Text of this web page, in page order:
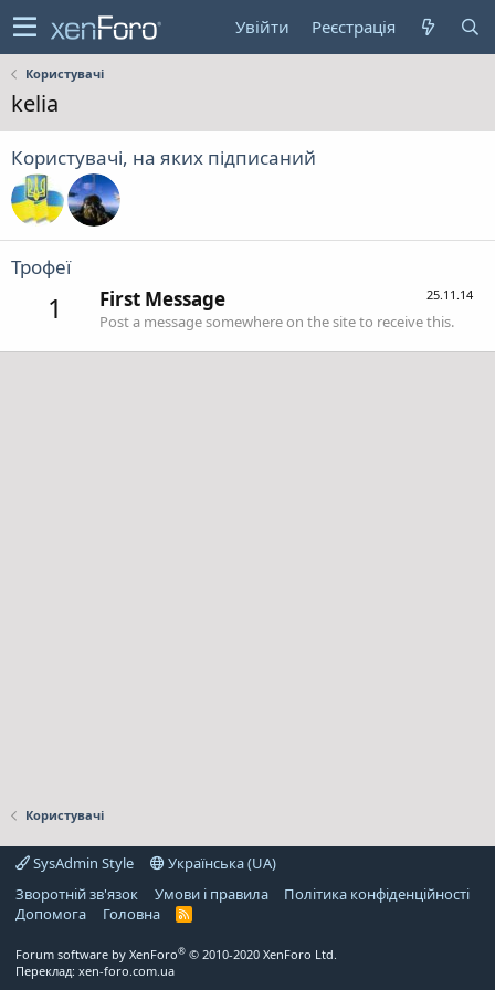
Увійти Реєстрація
Користувачі
kelia
Користувачі, на яких підписаний
Трофеї
1 25.11.14
First Message
Post a message somewhere on the site to receive this.
Користувачі
SysAdmin Style
Українська (UA)
Зворотній зв'язок
Умови і правила
Політика конфіденційності
Дoпoмoга
Головна
R
Forum software by XenForo® © 2010-2020 XenForo Ltd.
Переклад: xen-foro.com.ua